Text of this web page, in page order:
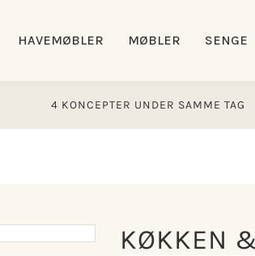
HAVEMØBLER MØBLER SENGE
4 KONCEPTER UNDER SAMME TAG
KØKKEN